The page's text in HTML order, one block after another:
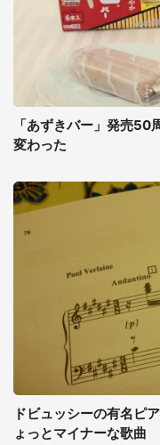
「あずきバー」発売50
変わった
ドビュッシーの有名ピ
ょっとマイナーな歌曲